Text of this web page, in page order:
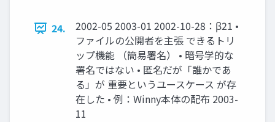
24.
2002-05 2003-01 2002-10-28：β21 •
ファイルの公開者を主張 できるトリ
ップ機能 （簡易署名） • 暗号学的な
署名ではない • 匿名だが「誰かであ
る」が 重要というユースケース が存
在した • 例：Winny本体の配布 2003-
11